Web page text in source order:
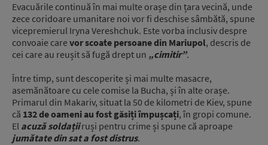
Evacuările continuă în mai multe orașe din țara vecină, unde
zece coridoare umanitare noi vor fi deschise sâmbătă, spune
vicepremierul Iryna Vereshchuk. Este vorba inclusiv despre
convoaie carevor scoate persoane din Mariupol, descris de
cei care au reușit să fugă drept un „cimitir”.
Între timp, sunt descoperite și mai multe masacre,
asemănătoare cu cele comise la Bucha, și în alte orașe.
Primarul din Makariv, situat la 50 de kilometri de Kiev, spune
că 132 de oameni au fost găsiți împușcați, în gropi comune.
El acuză soldațiiruși pentru crime și spune că aproape
jumătate din sat a fost distrus.